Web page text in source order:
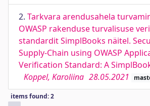
2. Tarkvara arendusahela
OWASP rakenduse turvalisuse
standardit SimplBooks näitel.
Supply-Chain using OWASP
Verification Standard: A
Koppel, Karoliina 28.05.2021
items found: 2